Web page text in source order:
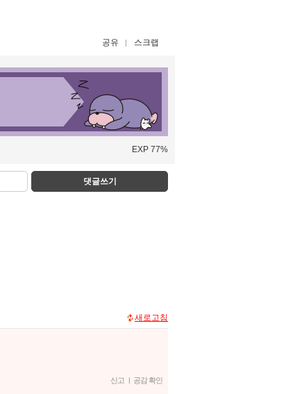
공유 스크랩
EXP 77%
댓글쓰기
새로고침
신고 | 공감 확인